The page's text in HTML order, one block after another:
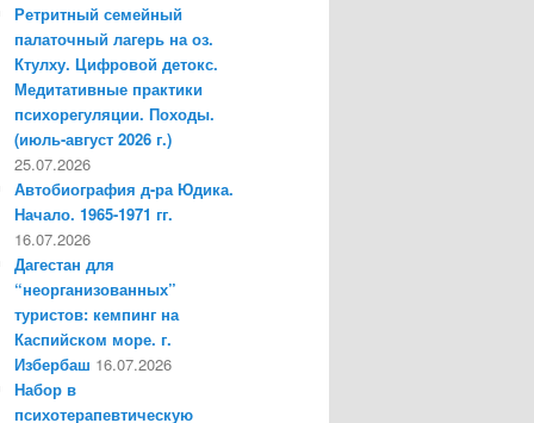
Ретритный семейный
палаточный лагерь на оз.
Ктулху. Цифровой детокс.
Медитативные практики
психорегуляции. Походы.
(июль-август 2026 г.)
25.07.2026
Автобиография д-ра Юдика.
Начало. 1965-1971 гг.
16.07.2026
Дагестан для
“неорганизованных”
туристов: кемпинг на
Каспийском море. г.
Избербаш 16.07.2026
Набор в
психотерапевтическую